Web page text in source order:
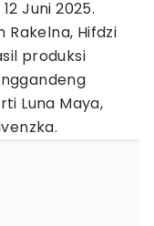
Juni 2025.
Rakelna, Hifdzi
produksi
Luna Maya,